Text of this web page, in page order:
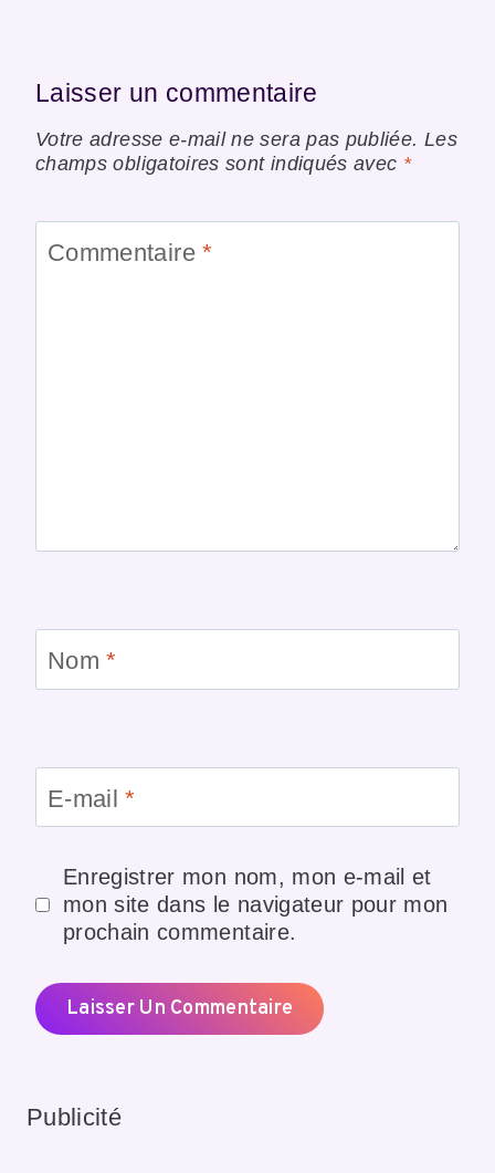
Laisser un commentaire
Votre adresse e-mail ne sera pas publiée. Les
champs obligatoires sont indiqués avec *
Commentaire*
Nom*
E-mail*
Enregistrer mon nom, mon e-mail et
mon site dans le navigateur pour mon
prochain commentaire.
Publicité